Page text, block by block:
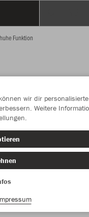
Funktion
wir dir personalisierte
Weitere